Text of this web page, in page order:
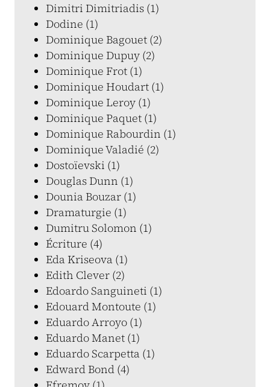
Dimitri Dimitriadis (1)
Dodine (1)
Dominique Bagouet (2)
Dominique Dupuy (2)
Dominique Frot (1)
Dominique Houdart (1)
Dominique Leroy (1)
Dominique Paquet (1)
Dominique Rabourdin (1)
Dominique Valadié (2)
Dostoïevski (1)
Douglas Dunn (1)
Dounia Bouzar (1)
Dramaturgie (1)
Dumitru Solomon (1)
Écriture (4)
Eda Kriseova (1)
Edith Clever (2)
Edoardo Sanguineti (1)
Edouard Montoute (1)
Eduardo Arroyo (1)
Eduardo Manet (1)
Eduardo Scarpetta (1)
Edward Bond (4)